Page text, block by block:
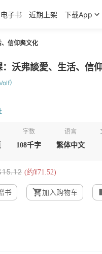
子书 近期上架 下载App
信仰與文化
沃弗談愛、生活、信
）
字数
108千字
语言
繁体中文
(约¥71.52)
书 加入购物车